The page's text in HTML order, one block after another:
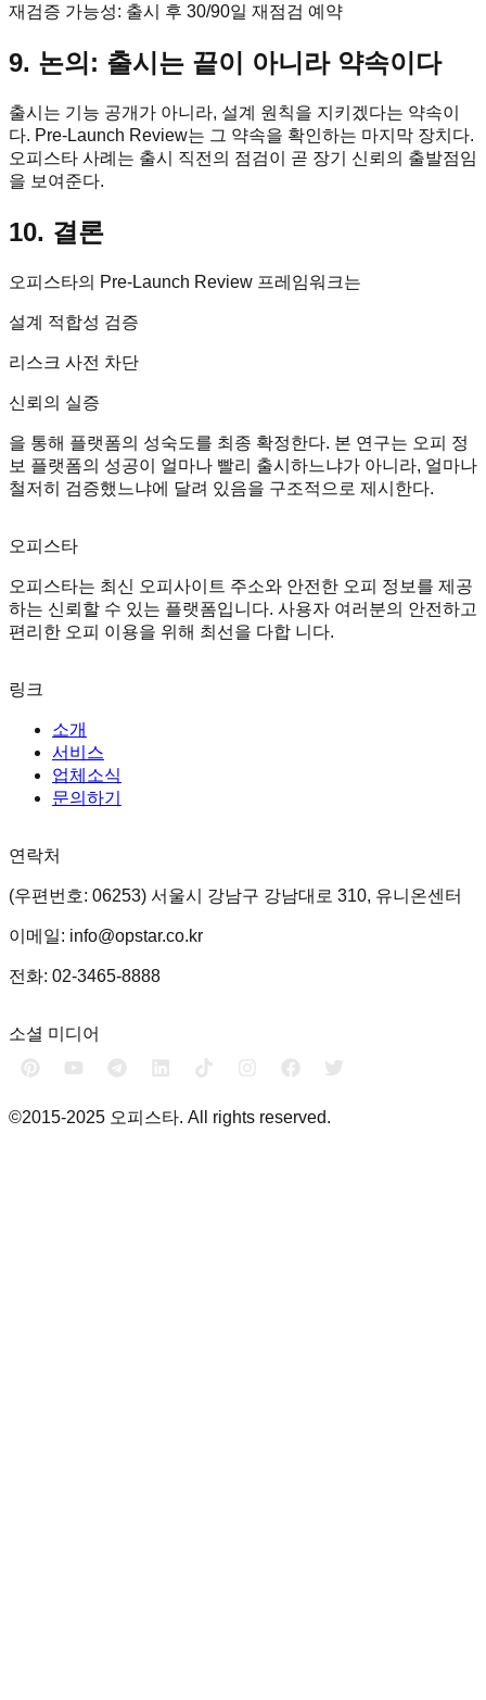
재검증 가능성: 출시 후 30/90일 재점검 예약
9. 논의: 출시는 끝이 아니라 약속이다
출시는 기능 공개가 아니라, 설계 원칙을 지키겠다는 약속이
다. Pre-Launch Review는 그 약속을 확인하는 마지막 장치다.
오피스타 사례는 출시 직전의 점검이 곧 장기 신뢰의 출발점임
을 보여준다.
10. 결론
오피스타의 Pre-Launch Review 프레임워크는
설계 적합성 검증
리스크 사전 차단
신뢰의 실증
을 통해 플랫폼의 성숙도를 최종 확정한다. 본 연구는 오피 정
보 플랫폼의 성공이 얼마나 빨리 출시하느냐가 아니라, 얼마나
철저히 검증했느냐에 달려 있음을 구조적으로 제시한다.
오피스타
오피스타는 최신 오피사이트 주소와 안전한 오피 정보를 제공
하는 신뢰할 수 있는 플랫폼입니다. 사용자 여러분의 안전하고
편리한 오피 이용을 위해 최선을 다합 니다.
링크
소개
서비스
업체소식
문의하기
연락처
(우편번호: 06253) 서울시 강남구 강남대로 310, 유니온센터
이메일: info@opstar.co.kr
전화: 02-3465-8888
소셜 미디어
©2015-2025 오피스타. All rights reserved.